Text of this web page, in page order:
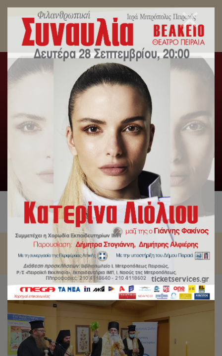
Τα εγκαίνια της Δωροέκθεσης τέλεσε σήμερα ο
Σεβασμιώτατος Μητροπολίτης Πειραιώς
κ.Σεραφείμ.
Αρχική Δελτία Τύπου
Τα εγκαίνια της Δωροέκθεσης
τέλεσε σήμερα ο Σεβασμιώτατος Μητροπολίτης Πειραιώς
κ.Σεραφείμ.